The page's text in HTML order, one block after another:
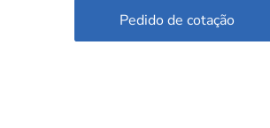
Pedido de cotação